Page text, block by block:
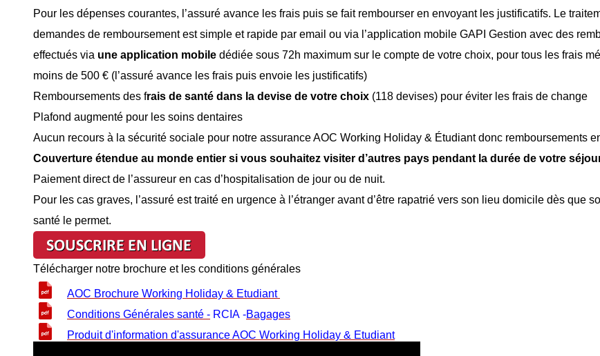
Pour les dépenses courantes, l’assuré avance les frais puis se fait rembourser en envoyant les justificatifs. Le
demandes de remboursement est simple et rapide par email ou via l’application mobile GAPI Gestion avec des
effectués via une application mobile dédiée sous 72h maximum sur le compte de votre choix, pour tous les frais
moins de 500 € (l’assuré avance les frais puis envoie les justificatifs)
Remboursements des frais de santé dans la devise de votre choix (118 devises) pour éviter les frais de change
Plafond augmenté pour les soins dentaires
Aucun recours à la sécurité sociale pour notre assurance AOC Working Holiday & Étudiant donc remboursements
Couverture étendue au monde entier si vous souhaitez visiter d’autres pays pendant la durée de votre
Paiement direct de l’assureur en cas d’hospitalisation de jour ou de nuit.
Pour les cas graves, l’assuré est traité en urgence à l’étranger avant d’être rapatrié vers son lieu domicile dès que
santé le permet.
Télécharger notre brochure et les conditions générales
AOC Brochure Working Holiday & Etudiant
Conditions Générales santé - RCIA -Bagages
Produit d'information d'assurance AOC Working Holiday & Etudiant